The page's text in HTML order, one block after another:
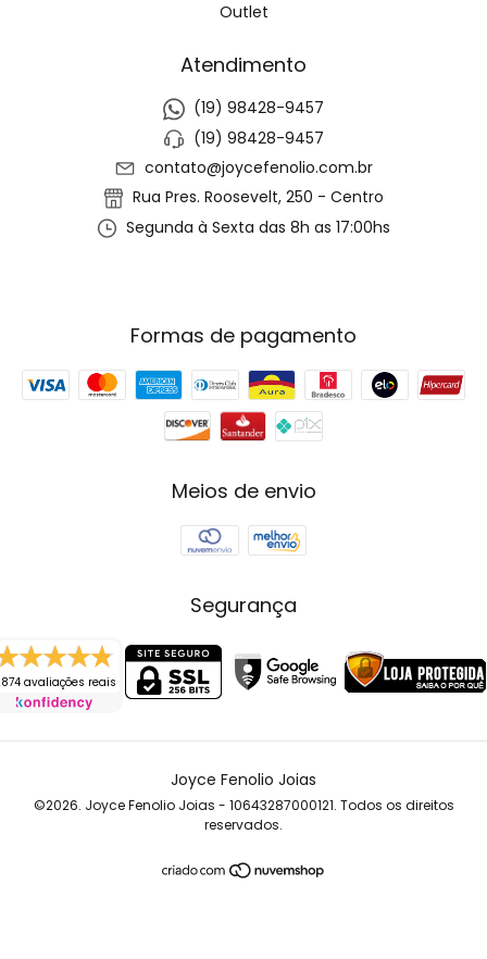
Outlet
Atendimento
(19) 98428-9457
(19) 98428-9457
contato@joycefenolio.com.br
Rua Pres. Roosevelt, 250 - Centro
Segunda à Sexta das 8h as 17:00hs
Formas de pagamento
Meios de envio
Segurança
avaliações reais
Joyce Fenolio Joias
©2026. Joyce Fenolio Joias - 10643287000121. Todos os direitos
reservados.